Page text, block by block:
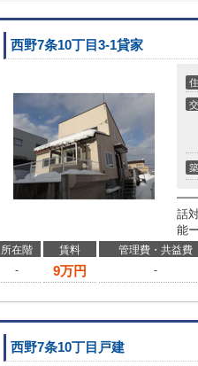
西野7条10丁目3-1貸家
話
所在階 賃料 管理費・共益費
-
9万円 -
西野7条10丁目戸建